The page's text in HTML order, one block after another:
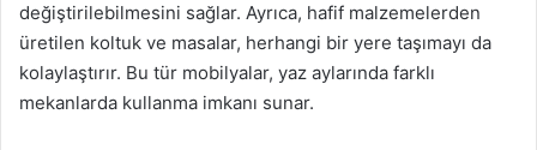
değiştirilebilmesini sağlar. Ayrıca, hafif malzemelerden
üretilen koltuk ve masalar, herhangi bir yere taşımayı da
kolaylaştırır. Bu tür mobilyalar, yaz aylarında farklı
mekanlarda kullanma imkanı sunar.